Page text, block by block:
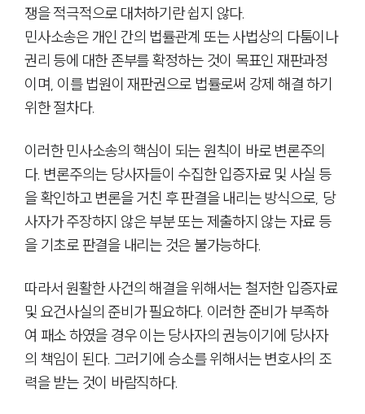
대륜소개
쟁을 적극적으로 대처하기란 쉽지 않다.
민사소송은 개인 간의 법률관계 또는 사법상의 다툼이나
권리 등에 대한 존부를 확정하는 것이 목표인 재판과정
이며, 이를 법원이 재판권으로 법률로써 강제 해결 하기
위한 절차다.
이러한 민사소송의 핵심이 되는 원칙이 바로 변론주의
다. 변론주의는 당사자들이 수집한 입증자료 및 사실 등
을 확인하고 변론을 거친 후 판결을 내리는 방식으로, 당
사자가 주장하지 않은 부분 또는 제출하지 않는 자료 등
을 기초로 판결을 내리는 것은 불가능하다.
따라서 원활한 사건의 해결을 위해서는 철저한 입증자료
및 요건사실의 준비가 필요하다. 이러한 준비가 부족하
여 패소 하였을 경우 이는 당사자의 권능이기에 당사자
의 책임이 된다. 그러기에 승소를 위해서는 변호사의 조
력을 받는 것이 바람직하다.